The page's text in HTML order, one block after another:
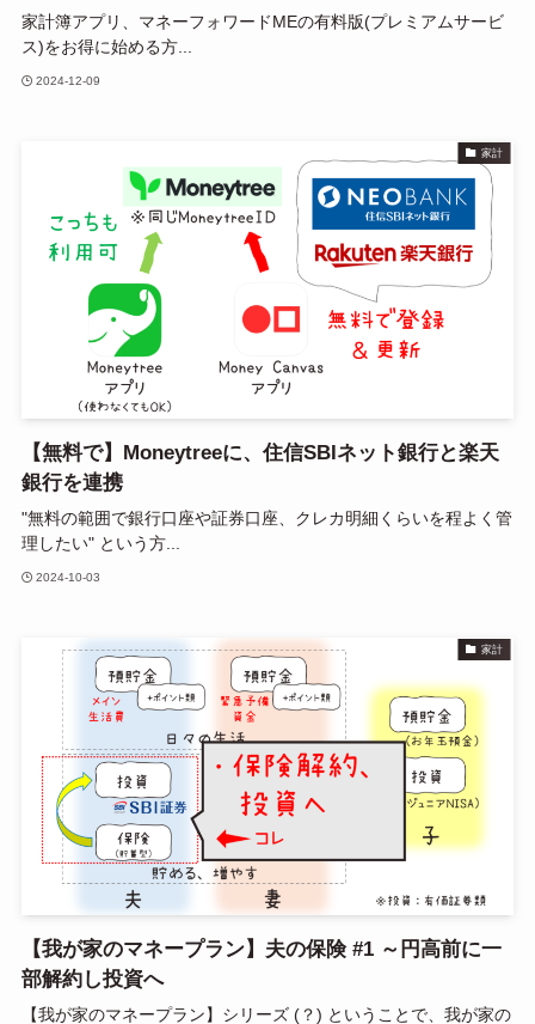
家計簿アプリ、マネーフォワードMEの有料版(プレミアムサービ
ス)をお得に始める方...
2024-12-09
家計
【無料で】Moneytreeに、住信SBIネット銀行と楽天
銀行を連携
"無料の範囲で銀行口座や証券口座、クレカ明細くらいを程よく管
理したい" という方...
2024-10-03
家計
【我が家のマネープラン】夫の保険 #1 ～円高前に一
部解約し投資へ
【我が家のマネープラン】シリーズ (？) ということで、我が家の